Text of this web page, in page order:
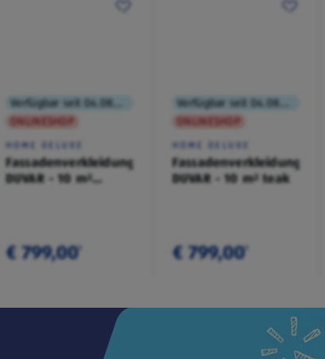
ONLINESHOP
HOME DELUXE
Fassadenverkleidung
DUVAR - 10 m²
€ 799,00¹
ONLINESHOP
HOME DELUXE
Fassadenverkleidung
DUVAR - 10 m² teak
€ 799,00¹